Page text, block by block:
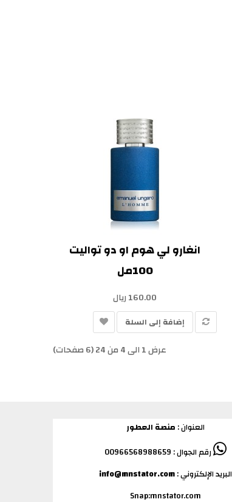
انغارو لي هوم او دو تواليت
100مل
160.00 ريال
إضافة إلى السلة
عرض 1 الى 4 من 24 (6 صفحات)
العنوان : منصة العطور
رقم الجوال : 00966568988659
البريد الإلكتروني :info@mnstator.com
Snap:mnstator.com